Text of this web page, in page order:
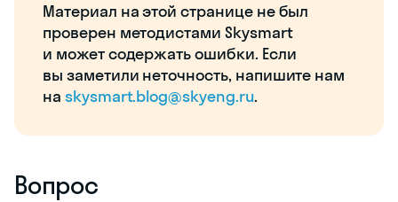
Материал на этой странице не был
проверен методистами Skysmart
и может содержать ошибки. Если
вы заметили неточность, напишите нам
на skysmart.blog@skyeng.ru.
Вопрос